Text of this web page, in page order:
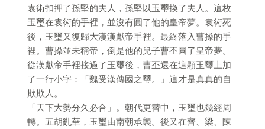
袁術扣押了孫堅的夫人，孫堅以玉璽換了夫人。這枚
玉璽在袁術的手裡，並沒有圓了他的皇帝夢。袁術死
後，玉璽又復歸大漢漢獻帝手裡。最終落入曹操的手
裡。曹操並未稱帝，倒是他的兒子曹丕圓了皇帝夢。
從漢獻帝手裡接過了玉璽後，曹丕還在這顆玉璽上加
了一行小字：「魏受漢傳國之璽。」這才是真真的自
欺欺人。
「天下大勢分久必合」。朝代更替中，玉璽也幾經周
轉。五胡亂華，玉璽由南朝承襲。後又在齊、梁、陳